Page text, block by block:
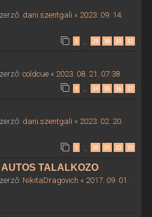
dani.szentgali « 2023. 09. 14.
1 29 30 31 32
coldcue« 2023. 08. 21. 07:38
1 … 34 35 36 37
dani.szentgali « 2023. 02. 20.
1 30 31 32 33
TALALKOZO
NikitaDragovich « 2017. 09. 01.